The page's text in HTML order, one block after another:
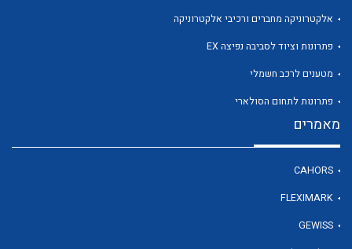
לכל מוצרי היצרן
אלקטרוניקה מחברים ורכיבי אלקטרוניקה
פתרונות וציוד לסביבה נפיצה EX
מטענים לרכב חשמלי
פתרונות לתחום הסולארי
מאמרים
CAHORS
FLEXIMARK
GEWISS